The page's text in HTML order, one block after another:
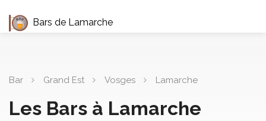
Bars de Lamarche
Bar Grand Est Vosges Lamarche
Les Bars à Lamarche